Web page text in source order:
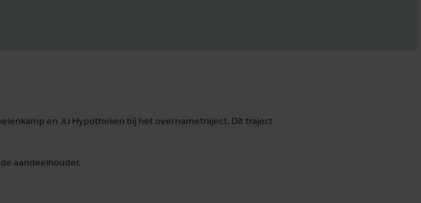
en JIJ Hypotheken bij het overnametraject. Dit traject
aandeelhouder.